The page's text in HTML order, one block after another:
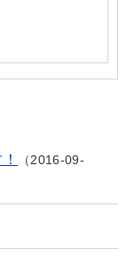
2016-09-